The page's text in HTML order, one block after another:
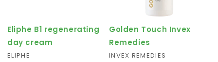
Eliphe B1 regenerating
day cream
Fournisseur :
ELIPHE
Golden Touch Invex
Remedies
Fournisseur :
INVEX REMEDIES